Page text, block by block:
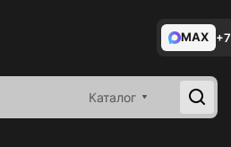
MAX
Каталог